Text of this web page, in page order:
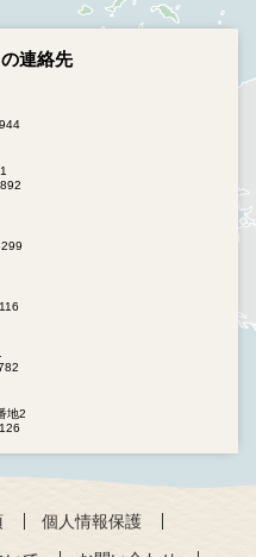
連絡先
地2
個人情報保護